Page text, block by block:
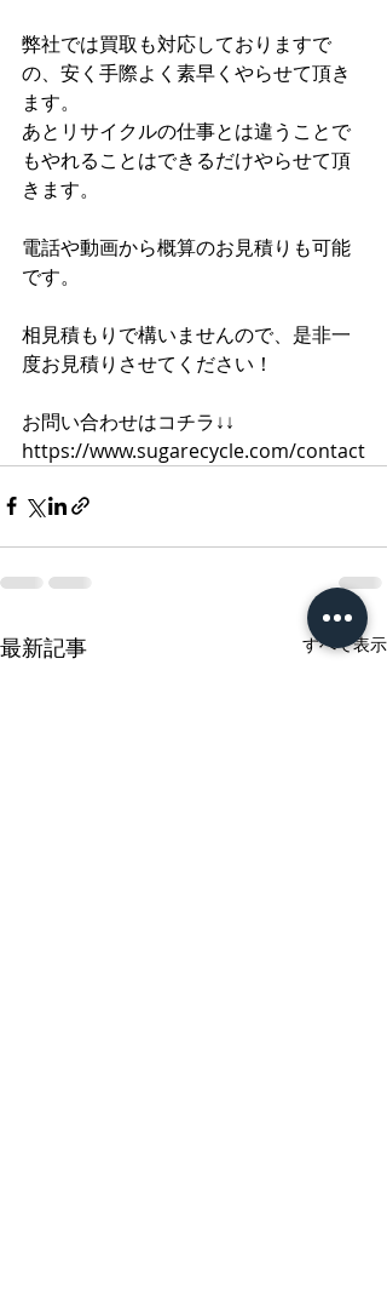
弊社では買取も対応しておりますで
の、安く手際よく素早くやらせて頂き
ます。
あとリサイクルの仕事とは違うことで
もやれることはできるだけやらせて頂
きます。
電話や動画から概算のお見積りも可能
です。
相見積もりで構いませんので、是非一
度お見積りさせてください！
お問い合わせはコチラ↓↓
https://www.sugarecycle.com/contact
最新記事 すべて表示